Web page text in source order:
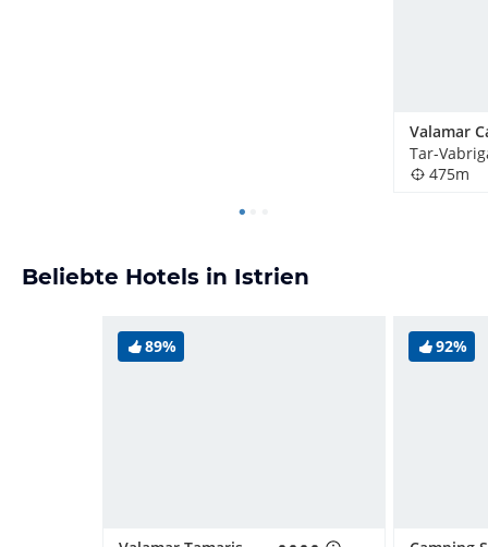
Tar-
475m
Beliebte Hotels in Istrien
89% 92%